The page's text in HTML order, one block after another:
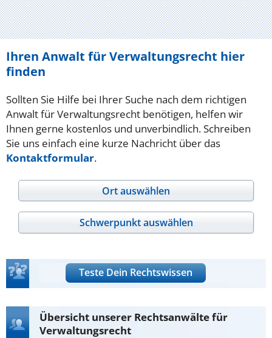
Ihren Anwalt für Verwaltungsrecht hier
finden
Sollten Sie Hilfe bei Ihrer Suche nach dem richtigen
Anwalt für Verwaltungsrecht benötigen, helfen wir
Ihnen gerne kostenlos und unverbindlich. Schreiben
Sie uns einfach eine kurze Nachricht über das
Kontaktformular.
Ort auswählen
Schwerpunkt auswählen
Teste Dein Rechtswissen
Übersicht unserer Rechtsanwälte für
Verwaltungsrecht